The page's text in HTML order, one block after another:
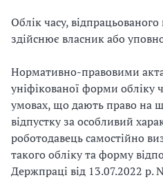
Облік часу,
здійснює власник або
Нормативно-правовими
уніфікованої форми обліку
умовах, що дають право на
відпустку за особливий
роботодавець самостійно
такого обліку та форму
Держпраці від 13.07.2022
ч
а
з
а
й
н
я
т
о
у
в
т
и
м
е
ч
а
с